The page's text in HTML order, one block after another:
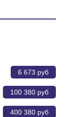
6 673 руб
100 380 руб
400 380 руб